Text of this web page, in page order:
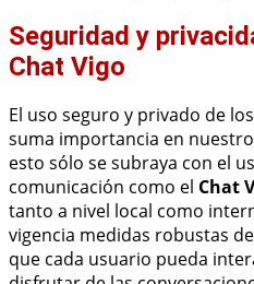
Seguridad y
Chat Vigo
El uso seguro y privado de
suma importancia en
esto sólo se subraya con el
comunicación como el Chat
tanto a nivel local como
vigencia medidas robustas
que cada usuario pueda